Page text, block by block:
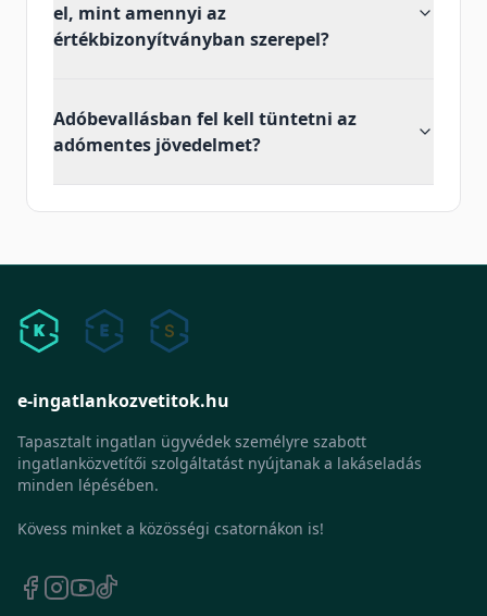
el, mint amennyi az
értékbizonyítványban szerepel?
Adóbevallásban fel kell tüntetni az
adómentes jövedelmet?
e-ingatlankozvetitok.hu
Tapasztalt ingatlan ügyvédek személyre szabott
ingatlanközvetítői szolgáltatást nyújtanak a lakáseladás
minden lépésében.
Kövess minket a közösségi csatornákon is!